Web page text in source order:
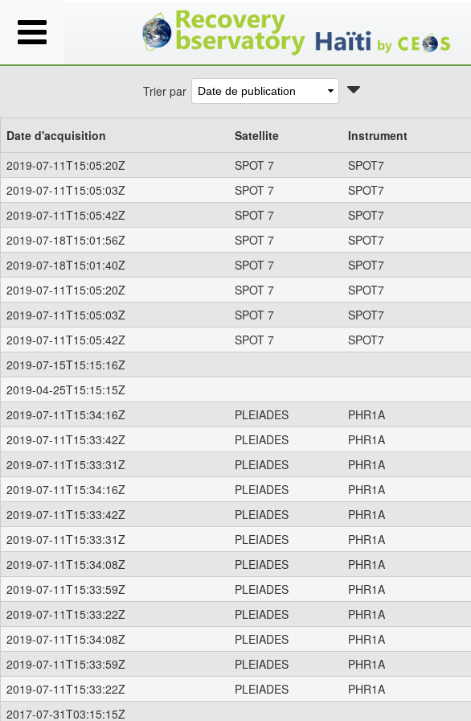
Trier par
Date d'acquisition Satellite Instrument
2019-07-11T15:05:20Z
SPOT 7 SPOT7
2019-07-11T15:05:03Z
SPOT 7 SPOT7
2019-07-11T15:05:42Z
SPOT 7 SPOT7
2019-07-18T15:01:56Z
SPOT 7 SPOT7
2019-07-18T15:01:40Z
SPOT 7 SPOT7
2019-07-11T15:05:20Z
SPOT 7 SPOT7
2019-07-11T15:05:03Z
SPOT 7 SPOT7
2019-07-11T15:05:42Z
SPOT 7 SPOT7
2019-07-15T15:15:16Z
2019-04-25T15:15:15Z
2019-07-11T15:34:16Z
PLEIADES PHR1A
2019-07-11T15:33:42Z
PLEIADES PHR1A
2019-07-11T15:33:31Z
PLEIADES PHR1A
2019-07-11T15:34:16Z
PLEIADES PHR1A
2019-07-11T15:33:42Z
PLEIADES PHR1A
2019-07-11T15:33:31Z
PLEIADES PHR1A
2019-07-11T15:34:08Z
PLEIADES PHR1A
2019-07-11T15:33:59Z
PLEIADES PHR1A
2019-07-11T15:33:22Z
PLEIADES PHR1A
2019-07-11T15:34:08Z
PLEIADES PHR1A
2019-07-11T15:33:59Z
PLEIADES PHR1A
2019-07-11T15:33:22Z
PLEIADES PHR1A
2017-07-31T03:15:15Z